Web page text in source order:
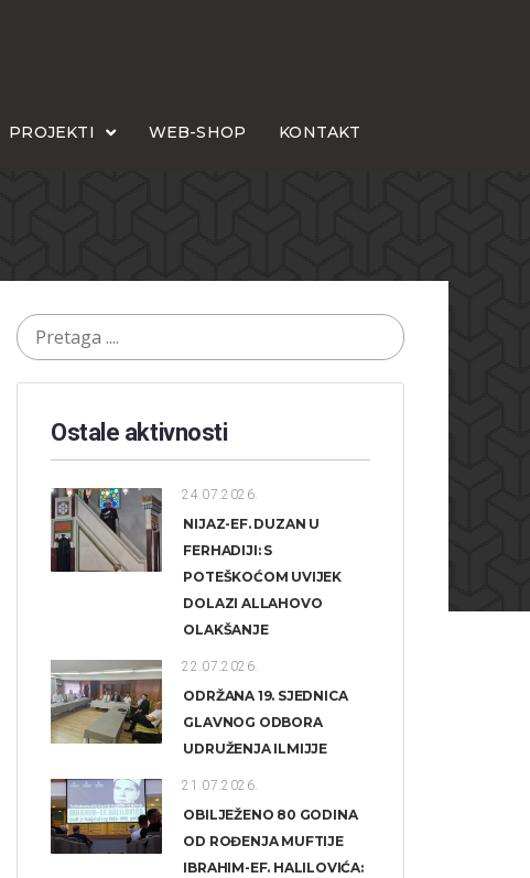
PROJEKTI WEB-SHOP KONTAKT
Ostale aktivnosti
24.07.2026.
NIJAZ-EF. DUZAN U
FERHADIJI: S
POTEŠKOĆOM UVIJEK
DOLAZI ALLAHOVO
OLAKŠANJE
22.07.2026.
ODRŽANA 19. SJEDNICA
GLAVNOG ODBORA
UDRUŽENJA ILMIJJE
21.07.2026.
OBILJEŽENO 80 GODINA
OD ROĐENJA MUFTIJE
IBRAHIM-EF. HALILOVIĆA: